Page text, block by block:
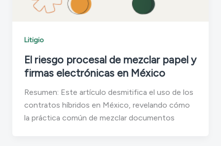
Litigio
El riesgo procesal de mezclar papel y
firmas electrónicas en México
Resumen: Este artículo desmitifica el uso de los
contratos híbridos en México, revelando cómo
la práctica común de mezclar documentos